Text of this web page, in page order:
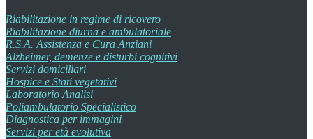
Riabilitazione in regime di ricovero
Riabilitazione diurna e ambulatoriale
R.S.A. Assistenza e Cura Anziani
Alzheimer, demenze e disturbi cognitivi
Servizi domiciliari
Hospice e Stati vegetativi
Laboratorio Analisi
Poliambulatorio Specialistico
Diagnostica per immagini
Servizi per età evolutiva